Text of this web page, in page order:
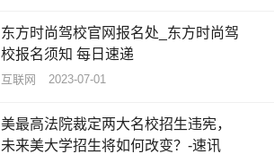
东方时尚驾校官网报名处_东方时尚驾
校报名须知 每日速递
互联网 2023-07-01
美最高法院裁定两大名校招生违宪，
未来美大学招生将如何改变？-速讯